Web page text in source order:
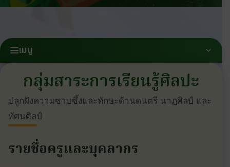
เมนู
กลุ่มสาระการเรียนรู้ศิลปะ
ปลูกฝังความซาบซึ้งและทักษะด้านดนตรี นาฏศิลป์ และ
ทัศนศิลป์
รายชื่อครูและบุคลากร